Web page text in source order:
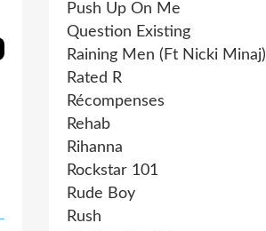
Push Up On Me
Question Existing
Raining Men (Ft Nicki Minaj)
Rated R
Récompenses
Rehab
Rihanna
Rockstar 101
Rude Boy
Rush